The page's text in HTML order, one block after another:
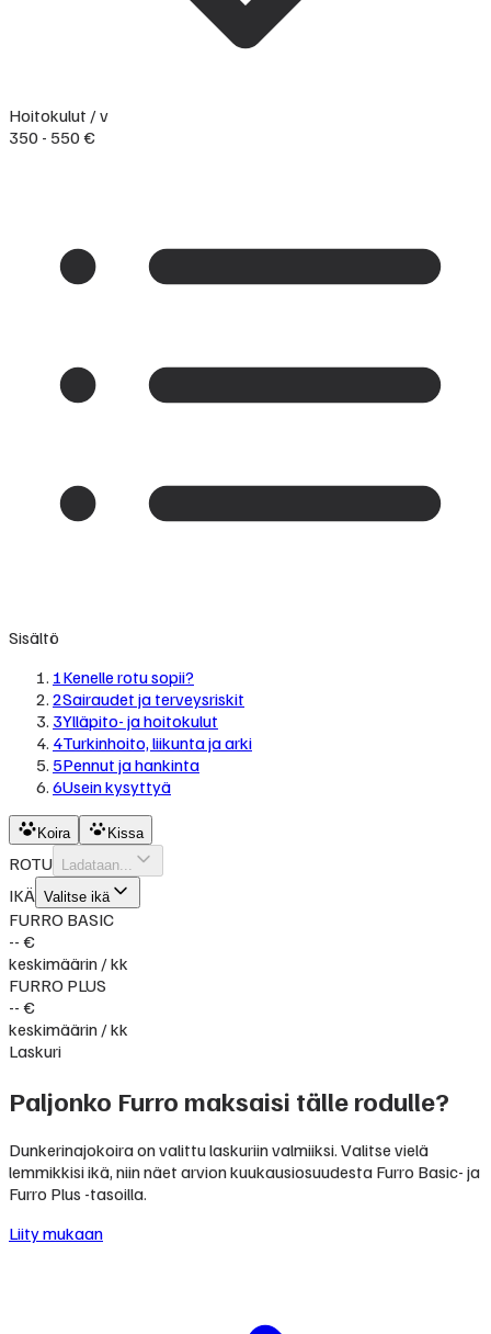
Hoitokulut / v
350 - 550 €
Sisältö
1Kenelle rotu sopii?
2Sairaudet ja terveysriskit
3Ylläpito- ja hoitokulut
4Turkinhoito, liikunta ja arki
5Pennut ja hankinta
6Usein kysyttyä
Koira Kissa
ROTU Ladataan...
IKÄ Valitse ikä
FURRO BASIC
-- €
keskimäärin / kk
FURRO PLUS
-- €
keskimäärin / kk
Laskuri
Paljonko Furro maksaisi tälle rodulle?
Dunkerinajokoira on valittu laskuriin valmiiksi. Valitse vielä
lemmikkisi ikä, niin näet arvion kuukausiosuudesta Furro Basic- ja
Furro Plus -tasoilla.
Liity mukaan